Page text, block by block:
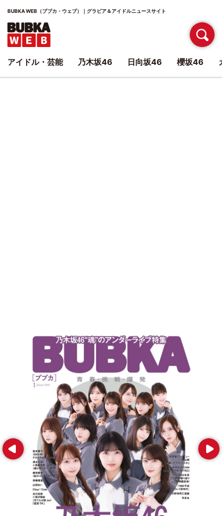
BUBKA WEB（ブブカ・ウェブ）｜グラビア＆アイドルニュースサイト
Prev Next
アイドル・芸能 乃木坂46 日向坂46 櫻坂46